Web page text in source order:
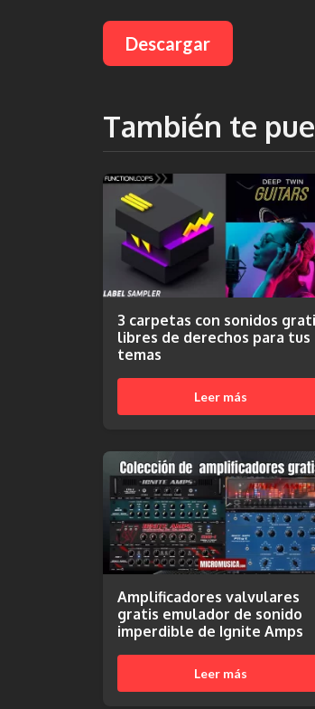
Descargar
También te
3 carpetas con sonidos
libres de derechos para tus
temas
Leer más
Amplificadores valvulares
gratis emulador de sonido
imperdible de Ignite Amps
Leer más